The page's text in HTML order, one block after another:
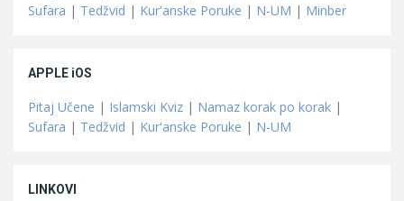
Sufara | Tedžvid | Kur'anske Poruke | N-UM | Minber
APPLE iOS
Pitaj Učene | Islamski Kviz | Namaz korak po korak |
Sufara | Tedžvid | Kur'anske Poruke | N-UM
LINKOVI